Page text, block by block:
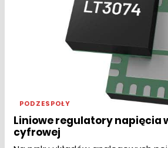
PODZESPOŁY
Liniowe regulatory napięcia
cyfrowej